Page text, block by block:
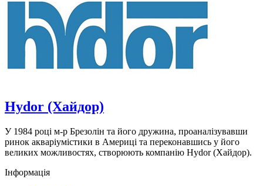
Hydor (Хайдор)
У 1984 році м-р Брезолін та його дружина, проаналізувавши
ринок акваріумістики в Америці та переконавшись у його
великих можливостях, створюють компанію Hydor (Хайдор).
Інформація